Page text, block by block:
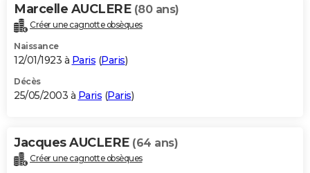
Marcelle AUCLERE (80 ans)
Créer une cagnotte obsèques
Naissance
12/01/1923 à Paris (Paris)
Décès
25/05/2003 à Paris (Paris)
Jacques AUCLERE (64 ans)
Créer une cagnotte obsèques